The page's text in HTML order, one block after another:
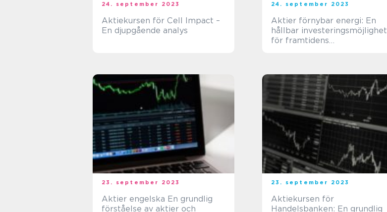
24. september 2023
Aktiekursen för Cell Impact –
En djupgående analys
24. september 2023
Aktier förnybar energi: En
hållbar investeringsmöjlighet
för framtidens
23. september 2023
Aktier engelska En grundlig
förståelse av aktier och
23. september 2023
Aktiekursen för
Handelsbanken: En grundlig